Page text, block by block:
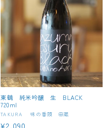
東鶴 純米吟醸 生 BLACK
720ml
販
売
TAKURA 味の番頭 田蔵
通
¥2,090